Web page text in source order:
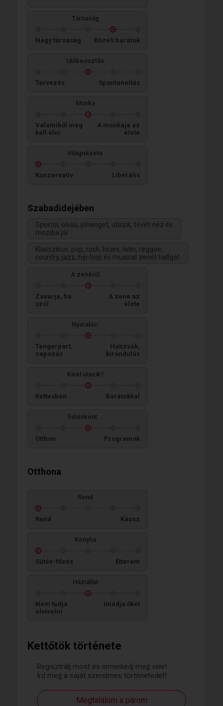
Kettőtök története
Regisztrálj most és ismerkedj meg vele!
Írd meg a saját szerelmes történetedet!
Megtalálom a párom
Társaság
Nagy társaság Közeli barátok
Időbeosztás
Tervezés Spontaneitás
Munka
Valamiből meg
kell élni
A munkája az
élete
Világnézete
Konzervatív Liberális
Szabadidejében
Sportol, olvas, pihenget, utazik, tévét néz és
moziba jár
Klasszikus, pop, rock, blues, latin, reggae,
country, jazz, hip-hop és musical zenét hallgat
A zenéről
Zavarja, ha
szól
A zene az
élete
Nyaralás:
Tengerpart,
napozás
Hátizsák,
kirándulás
Kivel utazik?
Kettesben Barátokkal
Esténként...
Otthon Programok
Otthona
Rend
Rend Káosz
Konyha
Sütés-főzés Étterem
Háziállat
Nem tudja
elviselni
Imádja őket